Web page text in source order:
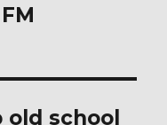
old school